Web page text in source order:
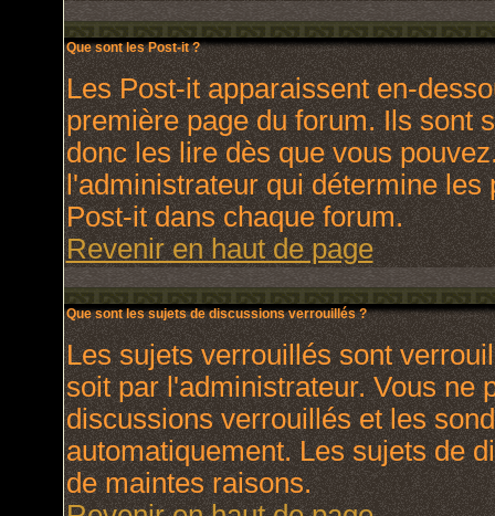
Que sont les Post-it ?
Les Post-it apparaissent en-
première page du forum. Ils sont
donc les lire dès que vous
l'administrateur qui détermine
Post-it dans chaque forum.
Revenir en haut de page
Que sont les sujets de discussions verrouillés ?
Les sujets verrouillés sont
soit par l'administrateur. Vous ne
discussions verrouillés et les
automatiquement. Les sujets de
de maintes raisons.